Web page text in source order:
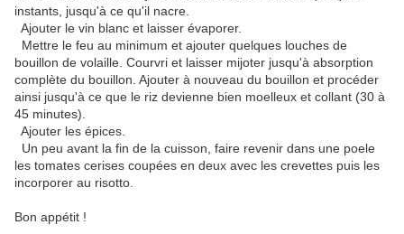
instants, jusqu'à ce qu'il nacre.
Ajouter le vin blanc et laisser évaporer.
Mettre le feu au minimum et ajouter quelques louches de
bouillon de volaille. Courvri et laisser mijoter jusqu'à absorption
complète du bouillon. Ajouter à nouveau du bouillon et procéder
ainsi jusqu'à ce que le riz devienne bien moelleux et collant (30 à
45 minutes).
Ajouter les épices.
Un peu avant la fin de la cuisson, faire revenir dans une poele
les tomates cerises coupées en deux avec les crevettes puis les
incorporer au risotto.
Bon appétit !